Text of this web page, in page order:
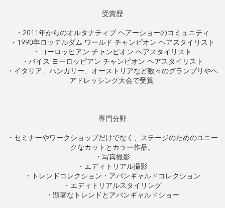
受賞歴
・2011年からのオルタナティブ ヘアーショーのコミュニティ
・1990年ロッテルダム ワールド チャンピオン ヘアスタイリスト
・ヨーロッピアン チャンピオン ヘアスタイリスト
・バイス ヨーロッピアン チャンピオン ヘアスタイリスト
・イタリア、ハンガリー、オーストリアなど数々のグランプリやヘ
アドレッシング大会で受賞
専門分野
・セミナーやワークショップだけでなく、ステージのためのユニー
クなカットとカラー作品。
・写真撮影
・エディトリアル撮影
・トレンドコレクション・アバンギャルドコレクション
・エディトリアルスタイリング
・顕著なトレンドとアバンギャルドショー